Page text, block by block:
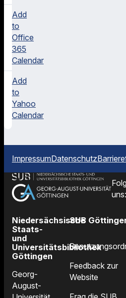
Add
to
Office
365
Calendar
Add
to
Yahoo
Calendar
ImpressumDatenschutz
uns:
Niedersächsische
Staats-
und
Universitätsbibliothek
Göttingen
Georg-
August-
SUB
Feedback zur
Website